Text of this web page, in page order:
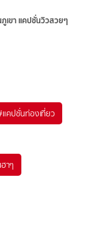
เขา แคปชั่นวิวสวยๆ
แคปชั่นท่องเที่ยว
าๆ